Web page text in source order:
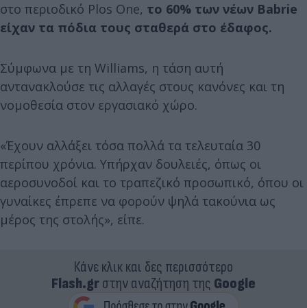
στο περιοδικό Plos One, το 60% των νέων Babrie
είχαν τα πόδια τους σταθερά στο έδαφος.
Σύμφωνα με τη Williams, η τάση αυτή
αντανακλούσε τις αλλαγές στους κανόνες και τη
νομοθεσία στον εργασιακό χώρο.
«Έχουν αλλάξει τόσα πολλά τα τελευταία 30
περίπου χρόνια. Υπήρχαν δουλειές, όπως οι
αεροσυνοδοί και το τραπεζικό προσωπικό, όπου οι
γυναίκες έπρεπε να φορούν ψηλά τακούνια ως
μέρος της στολής», είπε.
Κάνε κλικ και δες περισσότερο
Flash.grστην αναζήτηση της Google